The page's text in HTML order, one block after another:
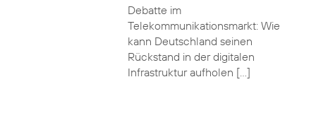
Debatte im
Telekommunikationsmarkt: Wie
kann Deutschland seinen
Rückstand in der digitalen
Infrastruktur aufholen […]